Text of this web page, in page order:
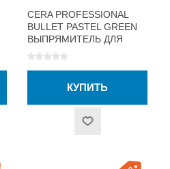
CERA PROFESSIONAL
BULLET PASTEL GREEN
ВЫПРЯМИТЕЛЬ ДЛЯ
ВОЛОС